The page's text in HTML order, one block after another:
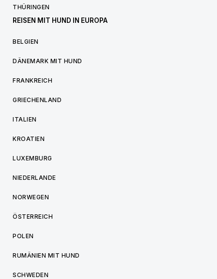
THÜRINGEN
REISEN MIT HUND IN EUROPA
BELGIEN
DÄNEMARK MIT HUND
FRANKREICH
GRIECHENLAND
ITALIEN
KROATIEN
LUXEMBURG
NIEDERLANDE
NORWEGEN
ÖSTERREICH
POLEN
RUMÄNIEN MIT HUND
SCHWEDEN